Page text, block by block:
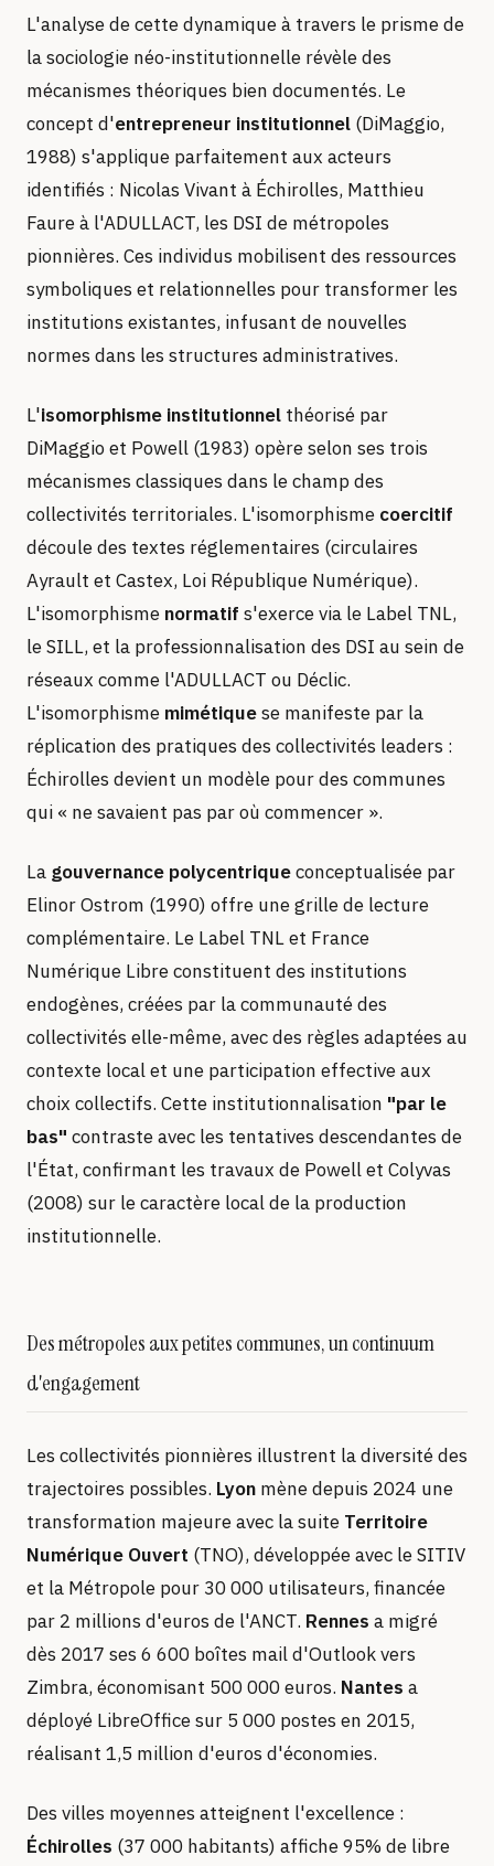
L'analyse de cette dynamique à travers le prisme de
la sociologie néo-institutionnelle révèle des
mécanismes théoriques bien documentés. Le
concept d'entrepreneur institutionnel (DiMaggio,
1988) s'applique parfaitement aux acteurs
identifiés : Nicolas Vivant à Échirolles, Matthieu
Faure à l'ADULLACT, les DSI de métropoles
pionnières. Ces individus mobilisent des ressources
symboliques et relationnelles pour transformer les
institutions existantes, infusant de nouvelles
normes dans les structures administratives.
L'isomorphisme institutionnel théorisé par
DiMaggio et Powell (1983) opère selon ses trois
mécanismes classiques dans le champ des
collectivités territoriales. L'isomorphisme coercitif
découle des textes réglementaires (circulaires
Ayrault et Castex, Loi République Numérique).
L'isomorphisme normatif s'exerce via le Label TNL,
le SILL, et la professionnalisation des DSI au sein de
réseaux comme l'ADULLACT ou Déclic.
L'isomorphisme mimétiquese manifeste par la
réplication des pratiques des collectivités leaders :
Échirolles devient un modèle pour des communes
qui « ne savaient pas par où commencer ».
La gouvernance polycentriqueconceptualisée par
Elinor Ostrom (1990) offre une grille de lecture
complémentaire. Le Label TNL et France
Numérique Libre constituent des institutions
endogènes, créées par la communauté des
collectivités elle-même, avec des règles adaptées au
contexte local et une participation effective aux
choix collectifs. Cette institutionnalisation "par le
bas" contraste avec les tentatives descendantes de
l'État, confirmant les travaux de Powell et Colyvas
(2008) sur le caractère local de la production
institutionnelle.
Des métropoles aux petites communes, un continuum
d'engagement
Les collectivités pionnières illustrent la diversité des
trajectoires possibles. Lyon mène depuis 2024 une
transformation majeure avec la suite Territoire
Numérique Ouvert (TNO), développée avec le SITIV
et la Métropole pour 30 000 utilisateurs, financée
par 2 millions d'euros de l'ANCT. Rennes a migré
dès 2017 ses 6 600 boîtes mail d'Outlook vers
Zimbra, économisant 500 000 euros. Nantes a
déployé LibreOffice sur 5 000 postes en 2015,
réalisant 1,5 million d'euros d'économies.
Des villes moyennes atteignent l'excellence :
Échirolles (37 000 habitants) affiche 95% de libre